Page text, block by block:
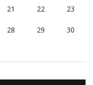
21 22 23
28 29 30